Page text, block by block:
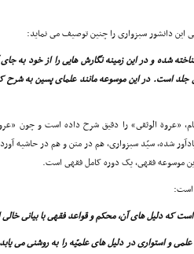
این دانشور سبزوارى را چنین توصیف مى نماید:
شده و در این زمینه نگارش هایى را از خود به
جلد است. در این موسوعه مانند علماى پسین به شرح
«عروة الوثقى» را دقیق شرح داده است و چون
شده، سیّد سبزوارى، هم در متن و هم در حاشیه
موسوعه فقهى، یک دوره کامل فقهى است.
است:
که دلیل هاى آن، محکم و قواعد فقهى با بیانى
و استوارى در دلیل هاى علمیّه را به روشنى مى